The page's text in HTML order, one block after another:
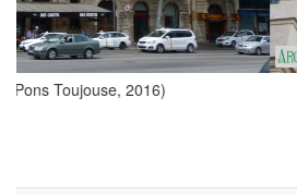
(Foto: Valentí